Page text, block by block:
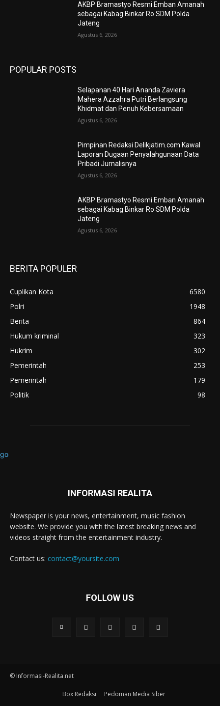
AKBP Bramastyo Resmi Emban Amanah
sebagai Kabag Binkar Ro SDM Polda
Jateng
Agustus 6, 2026
POPULAR POSTS
Selapanan 40 Hari Ananda Zaviera
Mahera Azzahra Putri Berlangsung
Khidmat dan Penuh Kebersamaan
Agustus 6, 2026
Pimpinan Redaksi Delikjatim.com Kawal
Laporan Dugaan Penyalahgunaan Data
Pribadi Jurnalisnya
Agustus 6, 2026
AKBP Bramastyo Resmi Emban Amanah
sebagai Kabag Binkar Ro SDM Polda
Jateng
Agustus 6, 2026
BERITA POPULER
Cuplikan Kota
6580
Polri
1948
Berita
864
Hukum kriminal
323
Hukrim
302
Pemerintah
253
Pemerintah
179
Politik
98
INFORMASI REALITA
Newspaper is your news, entertainment, music fashion
website. We provide you with the latest breaking news and
videos straight from the entertainment industry.
Contact us: contact@yoursite.com
FOLLOW US
© Informasi-Realita.net
Box Redaksi Pedoman Media Siber